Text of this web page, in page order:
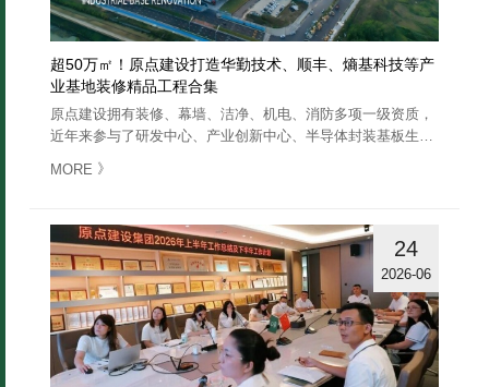
超50万㎡！原点建设打造华勤技术、顺丰、熵基科技等产
业基地装修精品工程合集
原点建设拥有装修、幕墙、洁净、机电、消防多项一级资质，
近年来参与了研发中心、产业创新中心、半导体封装基板生产
各类产业基地装修……
MORE 》
24
2026-06